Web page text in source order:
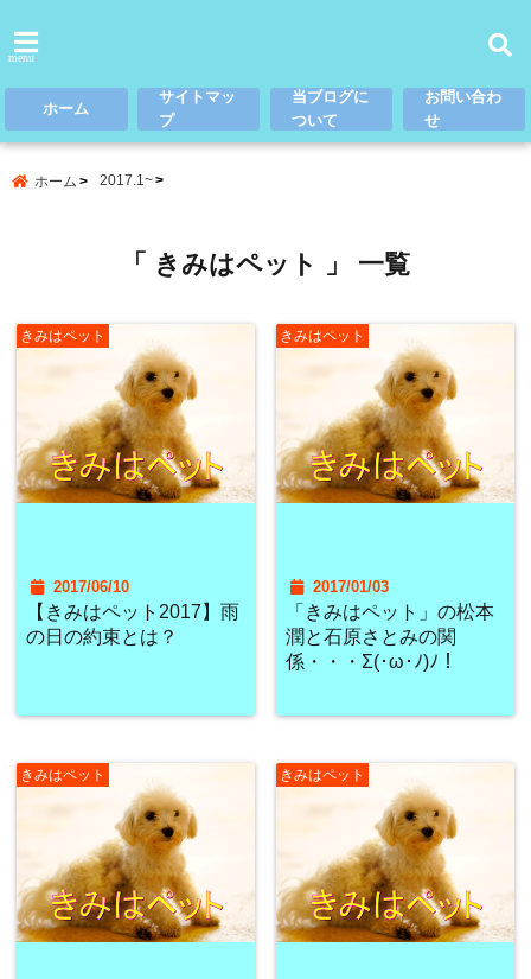
menu
ホーム
サイトマッ
プ
当ブログに
ついて
お問い合わ
せ
ホーム 2017.1~
「 きみはペット 」 一覧
きみはペット
2017/06/10
【きみはペット2017】雨
の日の約束とは？
きみはペット
2017/01/03
「きみはペット」の松本
潤と石原さとみの関
係・・・Σ(･ω･ﾉ)ﾉ！
きみはペット きみはペット